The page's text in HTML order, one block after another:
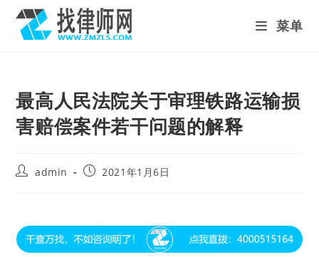
content
菜单
最高人民法院关于审理铁路运输损
害赔偿案件若干问题的解释
Postadmin
Post2021年1月6日